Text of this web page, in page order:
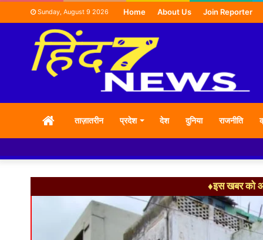
Sunday, August 9 2026 Home About Us Join Reporter
HOMEताज़ातरीन प्रदेश देश दुनिया राजनीति
♦इस खबर को